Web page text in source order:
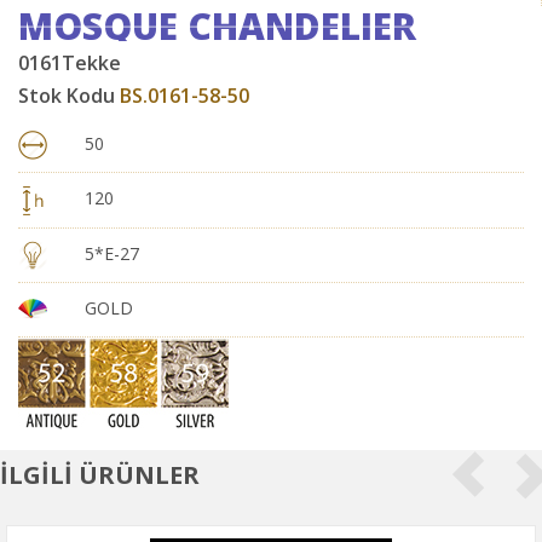
MOSQUE CHANDELIER
0161Tekke
Stok Kodu BS.0161-58-50
50
120
5*E-27
GOLD
İLGİLİ ÜRÜNLER